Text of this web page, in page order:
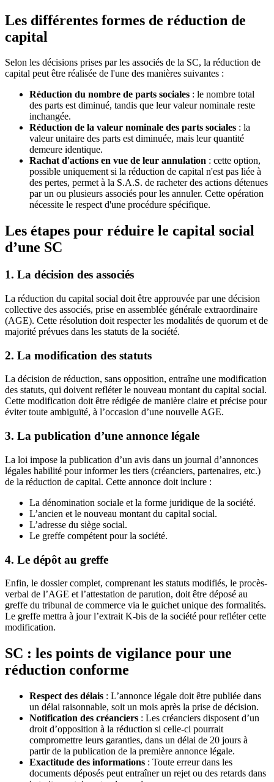
Les différentes formes de réduction de
capital
Selon les décisions prises par les associés de la SC, la réduction de
capital peut être réalisée de l'une des manières suivantes :
Réduction du nombre de parts sociales : le nombre total
des parts est diminué, tandis que leur valeur nominale reste
inchangée.
Réduction de la valeur nominale des parts sociales : la
valeur unitaire des parts est diminuée, mais leur quantité
demeure identique.
Rachat d'actions en vue de leur annulation : cette option,
possible uniquement si la réduction de capital n'est pas liée à
des pertes, permet à la S.A.S. de racheter des actions détenues
par un ou plusieurs associés pour les annuler. Cette opération
nécessite le respect d'une procédure spécifique.
Les étapes pour réduire le capital social
d’une SC
1. La décision des associés
La réduction du capital social doit être approuvée par une décision
collective des associés, prise en assemblée générale extraordinaire
(AGE). Cette résolution doit respecter les modalités de quorum et de
majorité prévues dans les statuts de la société.
2. La modification des statuts
La décision de réduction, sans opposition, entraîne une modification
des statuts, qui doivent refléter le nouveau montant du capital social.
Cette modification doit être rédigée de manière claire et précise pour
éviter toute ambiguïté, à l’occasion d’une nouvelle AGE.
3. La publication d’une annonce légale
La loi impose la publication d’un avis dans un journal d’annonces
légales habilité pour informer les tiers (créanciers, partenaires, etc.)
de la réduction de capital. Cette annonce doit inclure :
La dénomination sociale et la forme juridique de la société.
L’ancien et le nouveau montant du capital social.
L’adresse du siège social.
Le greffe compétent pour la société.
4. Le dépôt au greffe
Enfin, le dossier complet, comprenant les statuts modifiés, le procès-
verbal de l’AGE et l’attestation de parution, doit être déposé au
greffe du tribunal de commerce via le guichet unique des formalités.
Le greffe mettra à jour l’extrait K-bis de la société pour refléter cette
modification.
SC : les points de vigilance pour une
réduction conforme
Respect des délais : L’annonce légale doit être publiée dans
un délai raisonnable, soit un mois après la prise de décision.
Notification des créanciers : Les créanciers disposent d’un
droit d’opposition à la réduction si celle-ci pourrait
compromettre leurs garanties, dans un délai de 20 jours à
partir de la publication de la première annonce légale.
Exactitude des informations : Toute erreur dans les
documents déposés peut entraîner un rejet ou des retards dans